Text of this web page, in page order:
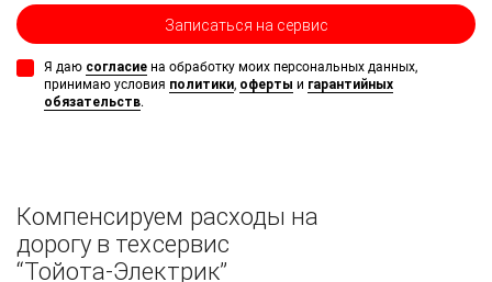
Записаться на сервис
Я даю согласие на обработку моих персональных данных,
принимаю условия политики, оферты и гарантийных
обязательств.
Компенсируем расходы на
дорогу в техсервис
“Тойота-Электрик”